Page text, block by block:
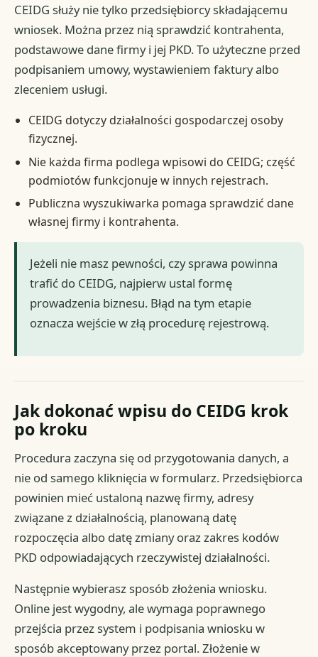
CEIDG służy nie tylko przedsiębiorcy składającemu
wniosek. Można przez nią sprawdzić kontrahenta,
podstawowe dane firmy i jej PKD. To użyteczne przed
podpisaniem umowy, wystawieniem faktury albo
zleceniem usługi.
CEIDG dotyczy działalności gospodarczej osoby
fizycznej.
Nie każda firma podlega wpisowi do CEIDG; część
podmiotów funkcjonuje w innych rejestrach.
Publiczna wyszukiwarka pomaga sprawdzić dane
własnej firmy i kontrahenta.
Jeżeli nie masz pewności, czy sprawa powinna
trafić do CEIDG, najpierw ustal formę
prowadzenia biznesu. Błąd na tym etapie
oznacza wejście w złą procedurę rejestrową.
Jak dokonać wpisu do CEIDG krok
po kroku
Procedura zaczyna się od przygotowania danych, a
nie od samego kliknięcia w formularz. Przedsiębiorca
powinien mieć ustaloną nazwę firmy, adresy
związane z działalnością, planowaną datę
rozpoczęcia albo datę zmiany oraz zakres kodów
PKD odpowiadających rzeczywistej działalności.
Następnie wybierasz sposób złożenia wniosku.
Online jest wygodny, ale wymaga poprawnego
przejścia przez system i podpisania wniosku w
sposób akceptowany przez portal. Złożenie w